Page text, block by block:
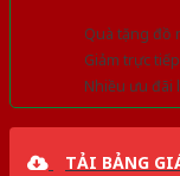
Quà tặng đồ
Giảm trực
Nhiều ưu đãi
TẢI BẢNG